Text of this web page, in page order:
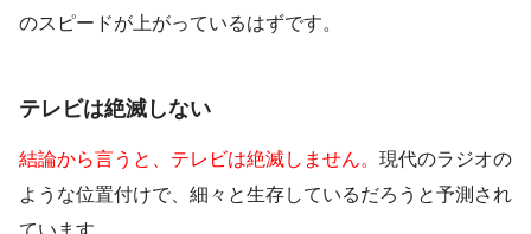
のスピードが上がっているはずです。
テレビは絶滅しない
結論から言うと、テレビは絶滅しません。 現代のラジオの
ような位置付けで、細々と生存しているだろうと予測され
ています。